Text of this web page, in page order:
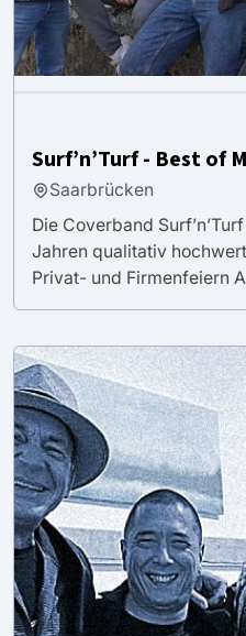
Surf’n’Turf - Best of
Saarbrücken
Die Coverband
Jahren qualitativ
Privat- und Firmenfeiern